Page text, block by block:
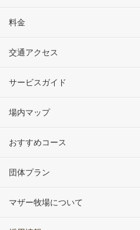
料金
交通アクセス
サービスガイド
場内マップ
おすすめコース
団体プラン
マザー牧場について